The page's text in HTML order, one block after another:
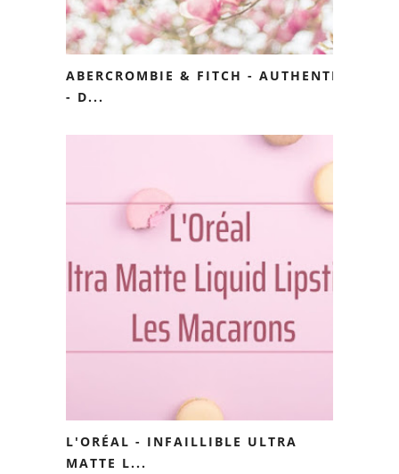
ABERCROMBIE & FITCH - AUTHENTIC
- D...
L'ORÉAL - INFAILLIBLE ULTRA
MATTE L...